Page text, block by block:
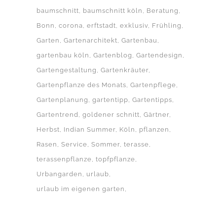
baumschnitt
baumschnitt köln
Beratung
Bonn
corona erftstadt exklusiv Frühling
Garten
Gartenarchitekt Gartenbau
gartenbau köln
Gartenblog
Gartendesign
Gartengestaltung
Gartenkräuter
Gartenpflanze des Monats Gartenpflege
Gartenplanung
gartentipp Gartentipps
Gartentrend
goldener schnitt Gärtner
Herbst
Indian Summer Köln
pflanzen
Rasen
Service Sommer terasse
terassenpflanze topfpflanze
Urbangarden
urlaub
urlaub im eigenen garten